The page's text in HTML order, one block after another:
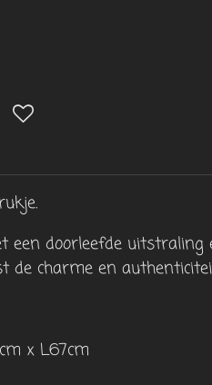
een doorleefde
de charme en
x L67cm